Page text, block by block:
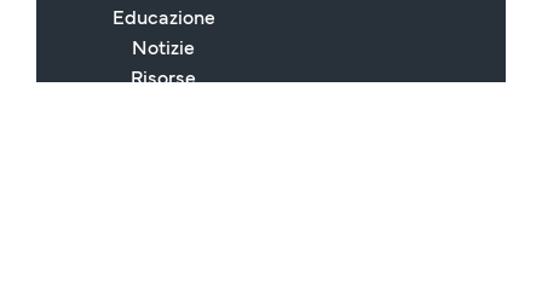
Educazione
Notizie
Risorse